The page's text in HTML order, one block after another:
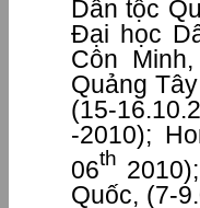
Dân tộc
Đại học
Côn
Quảng
(15-
-2010);
06th
Quốc, (7-